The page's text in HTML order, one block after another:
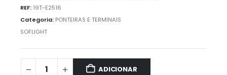
REF: 19T-E2516
Categoria: PONTEIRAS E TERMINAIS
SOFLIGHT
ADICIONAR